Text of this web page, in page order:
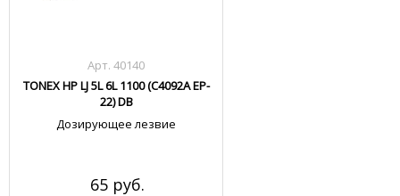
Арт. 40140
TONEX HP LJ 5L 6L 1100 (C4092A EP-
22) DB
Дозирующее лезвие
65 руб.